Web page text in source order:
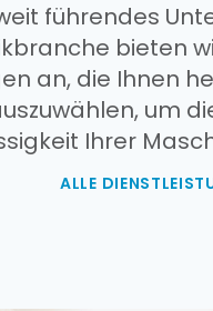
führendes
bieten
an, die Ihnen
um
Ihrer
ALLE